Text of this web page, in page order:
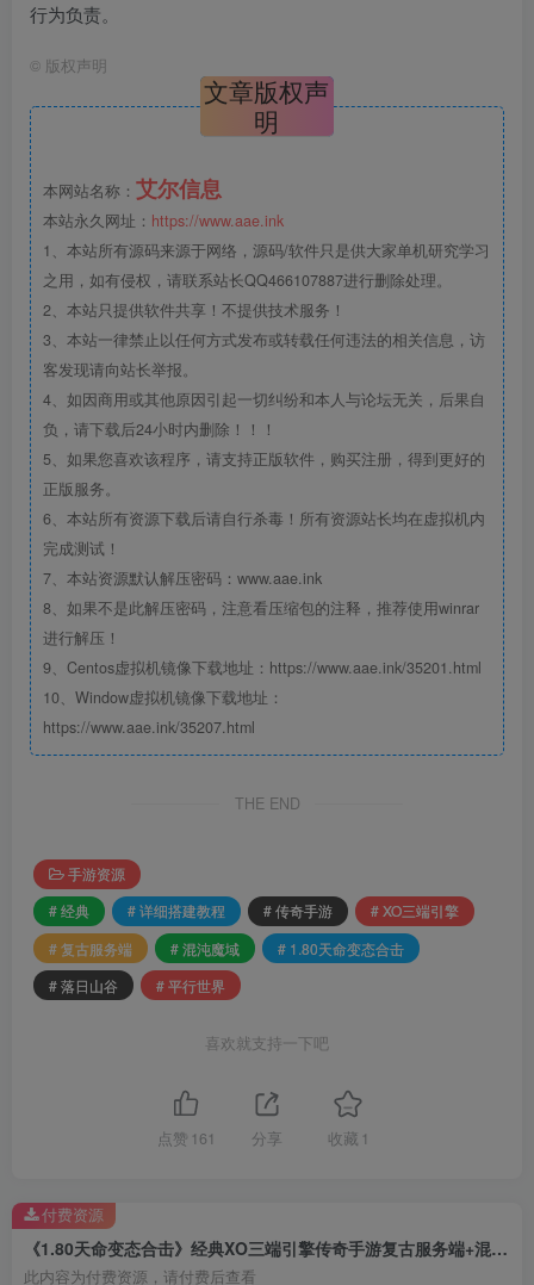
行为负责。
© 版权声明
文章版权声
明
本网站名称： 艾尔信息
本站永久网址： https://www.aae.ink
1、本站所有源码来源于网络，源码/软件只是供大家单机研究学习
之用，如有侵权，请联系站长QQ466107887进行删除处理。
2、本站只提供软件共享！不提供技术服务！
3、本站一律禁止以任何方式发布或转载任何违法的相关信息，访
客发现请向站长举报。
4、如因商用或其他原因引起一切纠纷和本人与论坛无关，后果自
负，请下载后24小时内删除！！！
5、如果您喜欢该程序，请支持正版软件，购买注册，得到更好的
正版服务。
6、本站所有资源下载后请自行杀毒！所有资源站长均在虚拟机内
完成测试！
7、本站资源默认解压密码：www.aae.ink
8、如果不是此解压密码，注意看压缩包的注释，推荐使用winrar
进行解压！
9、Centos虚拟机镜像下载地址：https://www.aae.ink/35201.html
10、Window虚拟机镜像下载地址：
https://www.aae.ink/35207.html
THE END
手游资源
# 经典
# 详细搭建教程 # 传奇手游
# XO三端引擎
# 复古服务端
# 混沌魔域
# 1.80天命变态合击
# 落日山谷
# 平行世界
喜欢就支持一下吧
点赞 161 分享 收藏 1
《1.80天命变态合击》经典XO三端引擎传奇手游复古服务端+混沌魔域+落日山谷+平行世界+详细搭建教程
此内容为付费资源，请付费后查看
付费资源